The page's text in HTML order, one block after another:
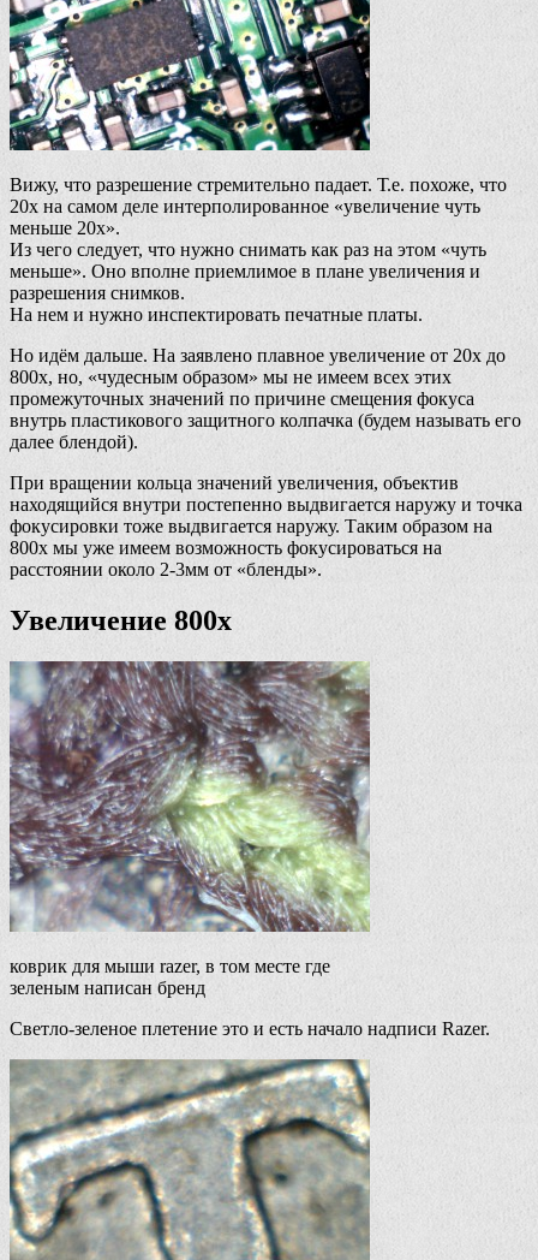
Вижу, что разрешение стремительно падает. Т.е. похоже, что
20х на самом деле интерполированное «увеличение чуть
меньше 20х».
Из чего следует, что нужно снимать как раз на этом «чуть
меньше». Оно вполне приемлимое в плане увеличения и
разрешения снимков.
На нем и нужно инспектировать печатные платы.
Но идём дальше. На заявлено плавное увеличение от 20х до
800х, но, «чудесным образом» мы не имеем всех этих
промежуточных значений по причине смещения фокуса
внутрь пластикового защитного колпачка (будем называть его
далее блендой).
При вращении кольца значений увеличения, объектив
находящийся внутри постепенно выдвигается наружу и точка
фокусировки тоже выдвигается наружу. Таким образом на
800х мы уже имеем возможность фокусироваться на
расстоянии около 2-3мм от «бленды».
Увеличение 800х
коврик для мыши razer, в том месте где
зеленым написан бренд
Светло-зеленое плетение это и есть начало надписи Razer.